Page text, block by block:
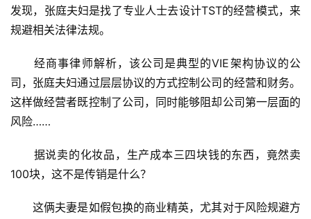
发现，张庭夫妇是找了专业人士去设计TST的经营模式，来
规避相关法律法规。
经商事律师解析，该公司是典型的VIE架构协议的公
司，张庭夫妇通过层层协议的方式控制公司的经营和财务。
这样做经营者既控制了公司，同时能够阻却公司第一层面的
风险……
据说卖的化妆品，生产成本三四块钱的东西，竟然卖
100块，这不是传销是什么？
这俩夫妻是如假包换的商业精英，尤其对于风险规避方